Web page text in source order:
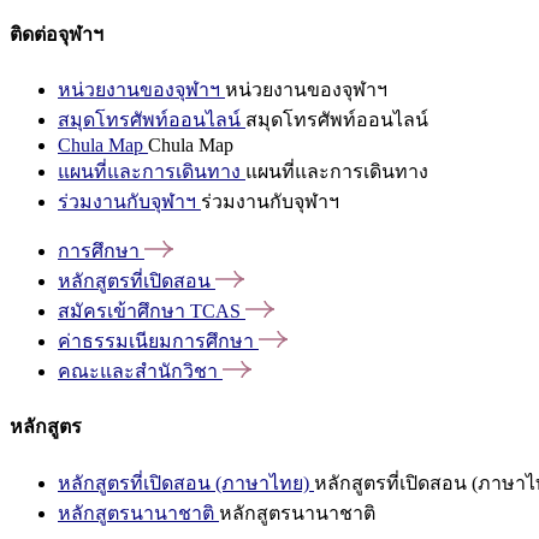
ติดต่อจุฬาฯ
หน่วยงานของจุฬาฯ หน่วยงานของจุฬาฯ
สมุดโทรศัพท์ออนไลน์ สมุดโทรศัพท์ออนไลน์
Chula Map Chula Map
แผนที่และการเดินทาง แผนที่และการเดินทาง
ร่วมงานกับจุฬาฯ ร่วมงานกับจุฬาฯ
การศึกษา
หลักสูตรที่เปิดสอน
สมัครเข้าศึกษา TCAS
ค่าธรรมเนียมการศึกษา
คณะและสำนักวิชา
หลักสูตร
หลักสูตรที่เปิดสอน (ภาษาไทย) หลักสูตรที่เปิดสอน (ภาษาไ
หลักสูตรนานาชาติ หลักสูตรนานาชาติ